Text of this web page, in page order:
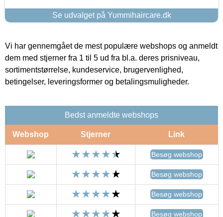
Se udvalget på Yummihaircare.dk
Vi har gennemgået de mest populære webshops og anmeldt
dem med stjerner fra 1 til 5 ud fra bl.a. deres prisniveau,
sortimentstørrelse, kundeservice, brugervenlighed,
betingelser, leveringsformer og betalingsmuligheder.
Bedst anmeldte webshops
Webshop Stjerner Link
Besøg webshop
Besøg webshop
Besøg webshop
Besøg webshop